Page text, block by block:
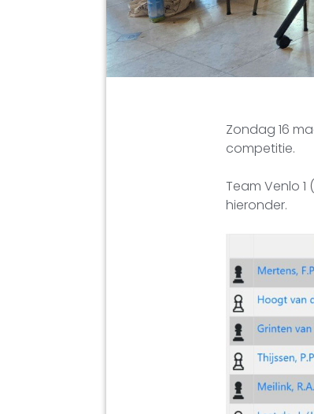
Zondag 16
competitie.
Team Venlo 1
hieronder.